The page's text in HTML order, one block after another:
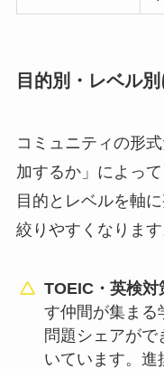
目的別・レベル
コミュニティの形
加するか」によっ
目的とレベルを軸
絞りやすくなります
TOEIC・英検対
す仲間が集まる
問題シェアがで
いています。進